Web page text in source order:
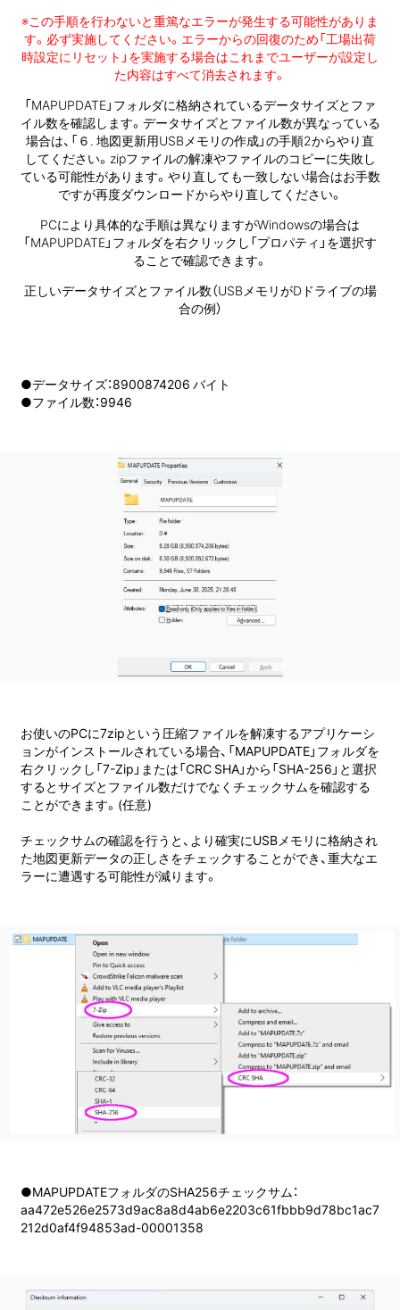
※この手順を行わないと重篤なエラーが発生する可能性がありま
す。必ず実施してください。エラーからの回復のため「工場出荷
時設定にリセット」を実施する場合はこれまでユーザーが設定し
た内容はすべて消去されます。
「MAPUPDATE」フォルダに格納されているデータサイズとファ
イル数を確認します。データサイズとファイル数が異なっている
場合は、「６. 地図更新用USBメモリの作成」の手順2からやり直
してください。zipファイルの解凍やファイルのコピーに失敗し
ている可能性があります。やり直しても一致しない場合はお手数
ですが再度ダウンロードからやり直してください。
PCにより具体的な手順は異なりますがWindowsの場合は
「MAPUPDATE」フォルダを右クリックし「プロパティ」を選択す
ることで確認できます。
正しいデータサイズとファイル数（USBメモリがDドライブの場
合の例）
●データサイズ：8900874206 バイト
●ファイル数：9946
お使いのPCに7zipという圧縮ファイルを解凍するアプリケーシ
ョンがインストールされている場合、「MAPUPDATE」フォルダを
右クリックし「7-Zip」または「CRC SHA」から「SHA-256」と選択
するとサイズとファイル数だけでなくチェックサムを確認する
ことができます。(任意)
チェックサムの確認を行うと、より確実にUSBメモリに格納され
た地図更新データの正しさをチェックすることができ、重大なエ
ラーに遭遇する可能性が減ります。
●MAPUPDATEフォルダのSHA256チェックサム：
aa472e526e2573d9ac8a8d4ab6e2203c61fbbb9d78bc1ac7
212d0af4f94853ad-00001358